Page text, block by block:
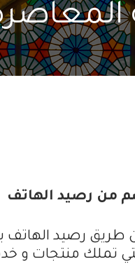
>
من رصيد الهاتف
رصيد الهاتف
تملك منتجات و